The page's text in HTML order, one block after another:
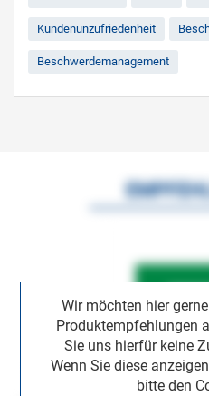
Kundenunzufriedenheit
Beschwerdemanagement
Wir möchten hier
Produktempfehlungen
Sie uns hierfür keine
Wenn Sie diese
bitte den